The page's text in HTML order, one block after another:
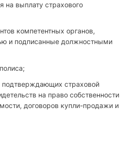
на выплату страхового
компетентных органов,
и подписанные должностными
подтверждающих страховой
на право собственности
договоров купли-продажи и